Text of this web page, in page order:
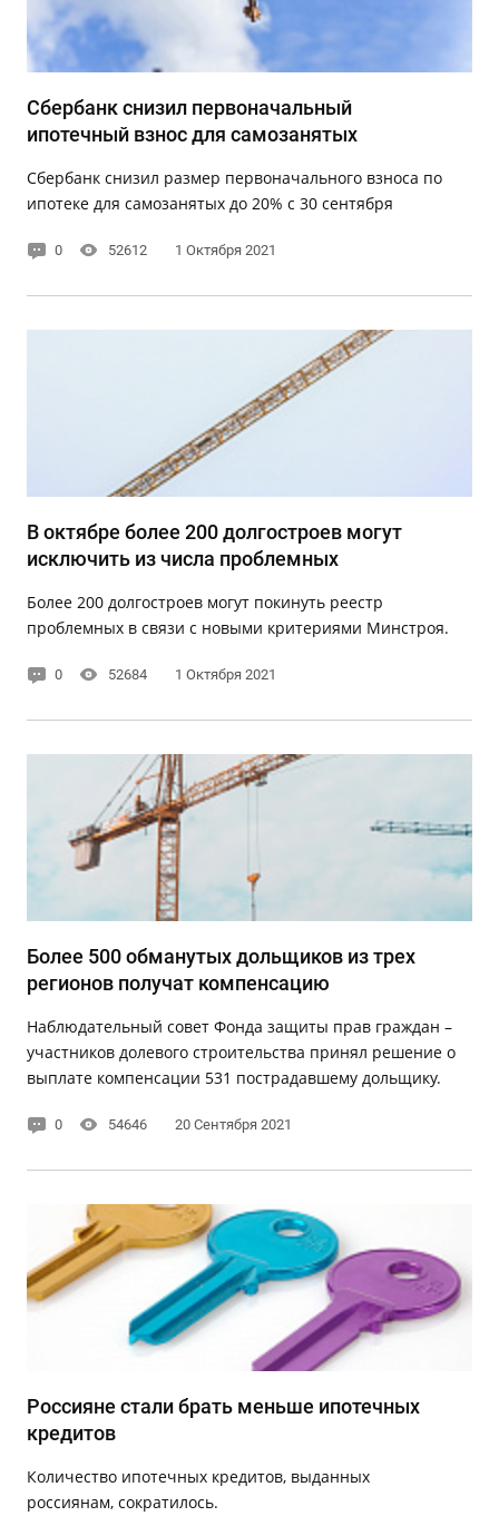
Сбербанк снизил первоначальный
ипотечный взнос для самозанятых
Сбербанк снизил размер первоначального взноса по
ипотеке для самозанятых до 20% с 30 сентября
0 52612 1 Октября 2021
В октябре более 200 долгостроев могут
исключить из числа проблемных
Более 200 долгостроев могут покинуть реестр
проблемных в связи с новыми критериями Минстроя.
0 52684 1 Октября 2021
Более 500 обманутых дольщиков из трех
регионов получат компенсацию
Наблюдательный совет Фонда защиты прав граждан –
участников долевого строительства принял решение о
выплате компенсации 531 пострадавшему дольщику.
0 54646 20 Сентября 2021
Россияне стали брать меньше ипотечных
кредитов
Количество ипотечных кредитов, выданных
россиянам, сократилось.